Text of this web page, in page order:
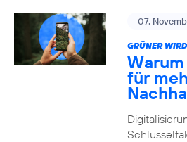
07.
GRÜNER
für